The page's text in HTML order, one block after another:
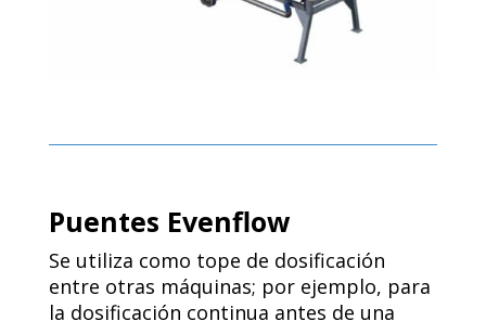
Puentes Evenflow
Se utiliza como tope de dosificación
entre otras máquinas; por ejemplo, para
la dosificación continua antes de una